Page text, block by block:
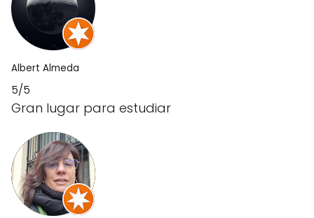
Albert Almeda
5/5
Gran lugar para estudiar